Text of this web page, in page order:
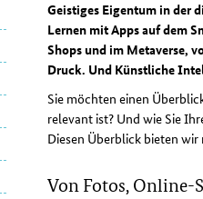
Geistiges Eigentum in der
Lernen mit Apps auf dem
Shops und im Metaverse,
Druck. Und Künstliche
Sie möchten einen
relevant ist? Und wie Sie
Diesen Überblick bieten
Von Fotos, Online-